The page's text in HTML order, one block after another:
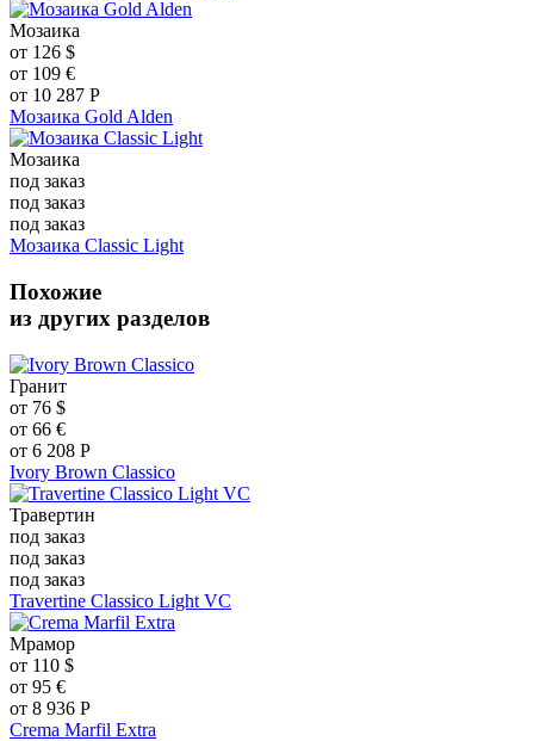
Мозаика
от 126 $
от 109 €
от 10 287 Р
Мозаика Gold Alden
Мозаика
под заказ
под заказ
под заказ
Мозаика Classic Light
Похожие
из других разделов
Гранит
от 76 $
от 66 €
от 6 208 Р
Ivory Brown Classico
Травертин
под заказ
под заказ
под заказ
Travertine Classico Light VC
Мрамор
от 110 $
от 95 €
от 8 936 Р
Crema Marfil Extra